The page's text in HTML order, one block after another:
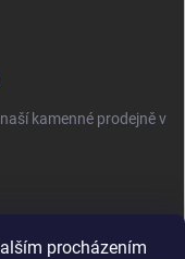
procházením
kamenné prodejně v